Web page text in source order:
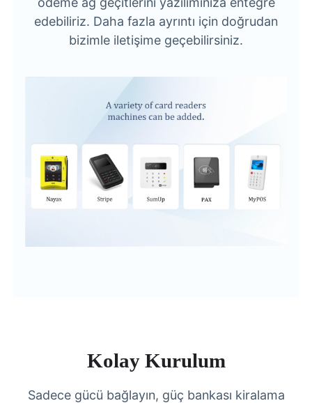
edebiliriz. Daha fazla ayrıntı için doğrudan
bizimle iletişime geçebilirsiniz.
Kolay Kurulum
Sadece gücü bağlayın, güç bankası kiralama